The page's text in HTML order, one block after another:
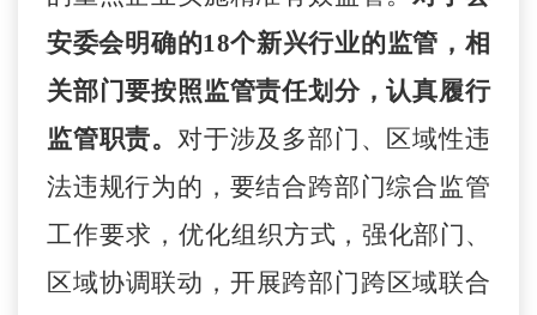
安委会明确的18个新兴行业的监管，相
关部门要按照监管责任划分，认真履行
监管职责。 对于涉及多部门、区域性违
法违规行为的，要结合跨部门综合监管
工作要求，优化组织方式 ，强化部门、
区域协调联动，开展跨部门跨区域联合